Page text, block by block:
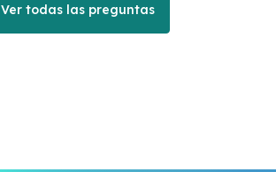
Ver todas las preguntas